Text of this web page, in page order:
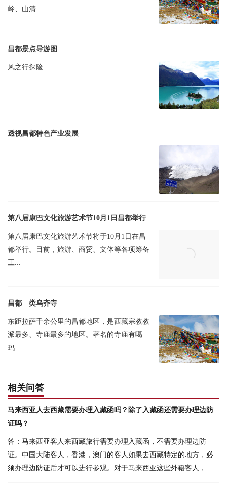
岭、山清...
昌都景点导游图
风之行探险
透视昌都特色产业发展
第八届康巴文化旅游艺术节10月1日昌都举行
第八届康巴文化旅游艺术节将于10月1日在昌
都举行。目前，旅游、商贸、文体等各项筹备
工...
昌都—类乌齐寺
东距拉萨千余公里的昌都地区，是西藏宗教教
派最多、寺庙最多的地区。著名的寺庙有噶
玛...
相关问答
马来西亚人去西藏需要办理入藏函吗？除了入藏函还需要办理边防
证吗？
答：马来西亚客人来西藏旅行需要办理入藏函，不需要办理边防
证。中国大陆客人，香港，澳门的客人如果去西藏特定的地方，必
须办理边防证后才可以进行参观。对于马来西亚这些外籍客人，